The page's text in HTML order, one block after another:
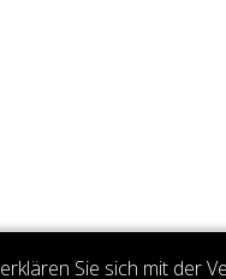
Sie sich mit der